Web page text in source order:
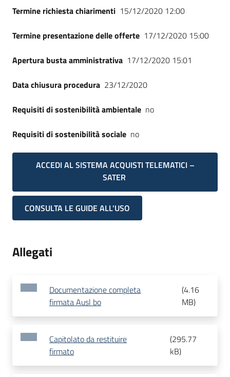
Termine richiesta chiarimenti 15/12/2020 12:00
Termine presentazione delle offerte 17/12/2020 15:00
Apertura busta amministrativa 17/12/2020 15:01
Data chiusura procedura 23/12/2020
Requisiti di sostenibilità ambientale no
Requisiti di sostenibilità sociale no
ACCEDI AL SISTEMA ACQUISTI TELEMATICI –
SATER
CONSULTA LE GUIDE ALL'USO
Allegati
Documentazione completa
firmata Ausl bo
(4.16
MB)
Capitolato da restituire
firmato
(295.77
kB)